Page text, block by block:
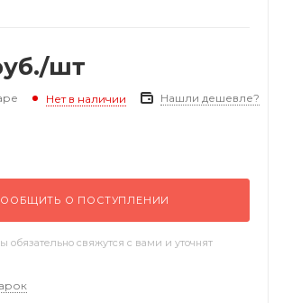
/шт
Нет в наличии Нашли дешевле?
О ПОСТУПЛЕНИИ
свяжутся с вами и уточнят